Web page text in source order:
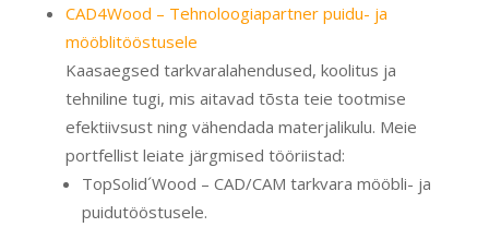
CAD4Wood – Tehnoloogiapartner puidu- ja
mööblitööstusele
Kaasaegsed tarkvaralahendused, koolitus ja
tehniline tugi, mis aitavad tõsta teie tootmise
efektiivsust ning vähendada materjalikulu. Meie
portfellist leiate järgmised tööriistad:
TopSolid´Wood – CAD/CAM tarkvara mööbli- ja
puidutööstusele.